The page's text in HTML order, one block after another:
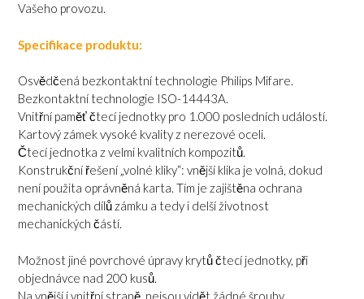
Vašeho provozu.
Specifikace produktu:
Osvědčená bezkontaktní technologie Philips Mifare.
Bezkontaktní technologie ISO-14443A.
Vnitřní paměť čtecí jednotky pro 1.000 posledních událostí.
Kartový zámek vysoké kvality z nerezové oceli.
Čtecí jednotka z velmi kvalitních kompozitů.
Konstrukční řešení „volné kliky“: vnější klika je volná, dokud
není použita oprávněná karta. Tím je zajištěna ochrana
mechanických dílů zámku a tedy i delší životnost
mechanických částí.
Možnost jiné povrchové úpravy krytů čtecí jednotky, při
objednávce nad 200 kusů.
Na vnější i vnitřní straně, nejsou vidět žádné šrouby.